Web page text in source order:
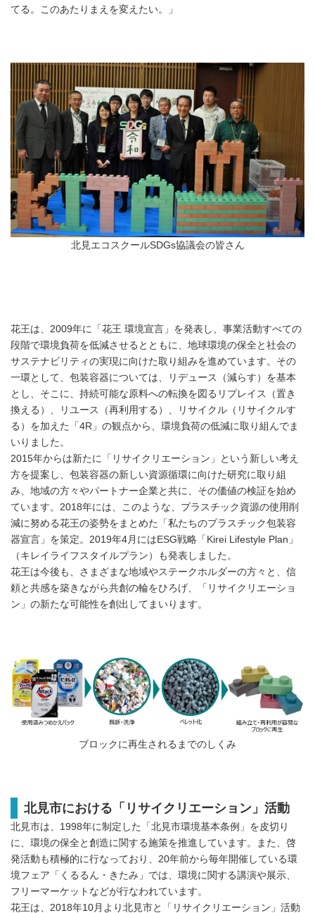
てる。このあたりまえを変えたい。」
北見エコスクールSDGs協議会の皆さん
花王は、2009年に「花王 環境宣言」を発表し、事業活動すべての
段階で環境負荷を低減させるとともに、地球環境の保全と社会の
サステナビリティの実現に向けた取り組みを進めています。その
一環として、包装容器については、リデュース（減らす）を基本
とし、そこに、持続可能な原料への転換を図るリプレイス（置き
換える）、リユース（再利用する）、リサイクル（リサイクルす
る）を加えた「4R」の観点から、環境負荷の低減に取り組んでま
いりました。
2015年からは新たに「リサイクリエーション」という新しい考え
方を提案し、包装容器の新しい資源循環に向けた研究に取り組
み、地域の方々やパートナー企業と共に、その価値の検証を始め
ています。2018年には、このような、プラスチック資源の使用削
減に努める花王の姿勢をまとめた「私たちのプラスチック包装容
器宣言」を策定。2019年4月にはESG戦略「Kirei Lifestyle Plan」
（キレイライフスタイルプラン）も発表しました。
花王は今後も、さまざまな地域やステークホルダーの方々と、信
頼と共感を築きながら共創の輪をひろげ、「リサイクリエーショ
ン」の新たな可能性を創出してまいります。
ブロックに再生されるまでのしくみ
北見市における「リサイクリエーション」活動
北見市は、1998年に制定した「北見市環境基本条例」を皮切り
に、環境の保全と創造に関する施策を推進しています。また、啓
発活動も積極的に行なっており、20年前から毎年開催している環
境フェア「くるるん・きたみ」では、環境に関する講演や展示、
フリーマーケットなどが行なわれています。
花王は、2018年10月より北見市と「リサイクリエーション」活動